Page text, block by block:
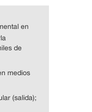
en
de
medios
(salida);